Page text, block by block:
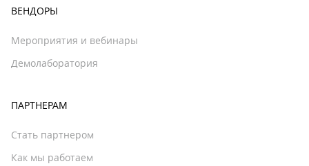
ВЕНДОРЫ
Мероприятия и вебинары
Демолаборатория
ПАРТНЕРАМ
Стать партнером
Как мы работаем